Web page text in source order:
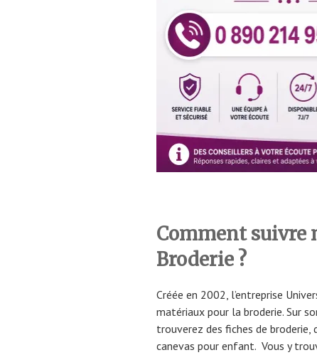
Comment suivre
Broderie ?
Créée en 2002, l’entreprise
matériaux pour la broderie. Sur
trouverez des fiches de broderie,
canevas pour enfant. Vous y